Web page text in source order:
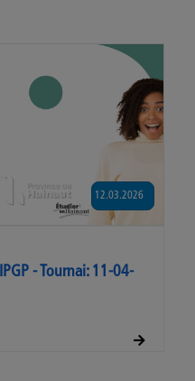
- Tournai: 11-04-
12.03.2026